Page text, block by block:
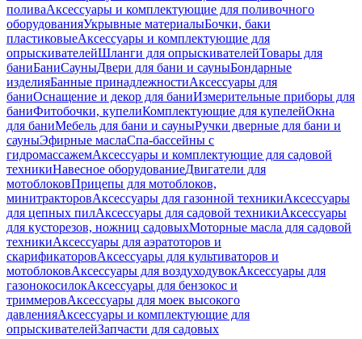
поливаАксессуары и комплектующие для поливочного
оборудованияУкрывные материалыБочки, баки
пластиковыеАксессуары и комплектующие для
опрыскивателейШланги для опрыскивателейТовары для
баниБаниСауныДвери для бани и сауныБондарные
изделияБанные принадлежностиАксессуары для
баниОснащение и декор для баниИзмерительные приборы для
баниФитобочки, купелиКомплектующие для купелейОкна
для баниМебель для бани и сауныРучки дверные для бани и
сауныЭфирные маслаСпа-бассейны с
гидромассажемАксессуары и комплектующие для садовой
техникиНавесное оборудованиеДвигатели для
мотоблоковПрицепы для мотоблоков,
минитракторовАксессуары для газонной техникиАксессуары
для цепных пилАксессуары для садовой техникиАксессуары
для кусторезов, ножниц садовыхМоторные масла для садовой
техникиАксессуары для аэратоторов и
скарификаторовАксессуары для культиваторов и
мотоблоковАксессуары для воздуходувокАксессуары для
газонокосилокАксессуары для бензокос и
триммеровАксессуары для моек высокого
давленияАксессуары и комплектующие для
опрыскивателейЗапчасти для садовых